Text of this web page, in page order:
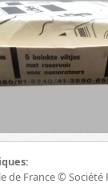
de France © Société